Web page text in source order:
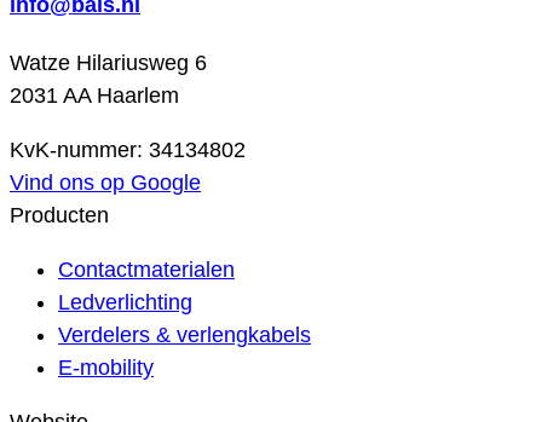
Watze Hilariusweg 6
2031 AA Haarlem
KvK-nummer: 34134802
Vind ons op Google
Producten
Contactmaterialen
Ledverlichting
Verdelers & verlengkabels
E-mobility